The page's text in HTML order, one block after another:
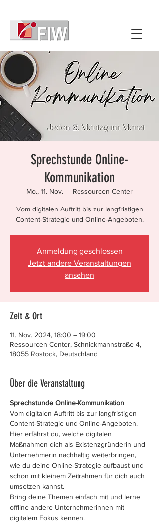
Sprechstunde Online-
Kommunikation
Mo., 11. Nov.
  |
Ressourcen Center
Vom digitalen Auftritt bis zur langfristigen
Content-Strategie und Online-Angeboten.
Anmeldung geschlossen
Jetzt andere Veranstaltungen
ansehen
Zeit & Ort
11. Nov. 2024, 18:00 – 19:00
Ressourcen Center, Schnickmannstraße 4,
18055 Rostock, Deutschland
Über die Veranstaltung
Sprechstunde Online-Kommunikation
Vom digitalen Auftritt bis zur langfristigen
Content-Strategie und Online-Angeboten.
Hier erfährst du, welche digitalen
Maßnahmen dich als Existenzgründerin und
Unternehmerin nachhaltig weiterbringen,
wie du deine Online-Strategie aufbaust und
schon mit kleinem Zeitrahmen für dich auch
umsetzen kannst.
Bring deine Themen einfach mit und lerne
offline andere Unternehmerinnen mit
digitalem Fokus kennen.